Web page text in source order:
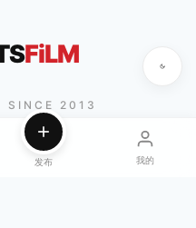
FiLM
SINCE 2013
发布 我的